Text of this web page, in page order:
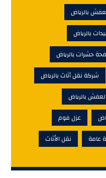
بالرياض
بالرياض
حشرات بالرياض
شركة نقل أثاث بالرياض
بالرياض
عزل فوم
عامة نقل الأثاث